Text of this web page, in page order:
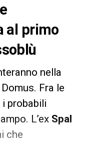
al primo
nella
Fra le
probabili
L’ex Spal
che